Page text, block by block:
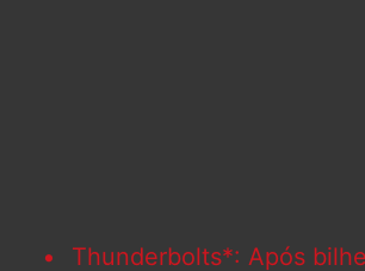
Thunderbolts*: Após